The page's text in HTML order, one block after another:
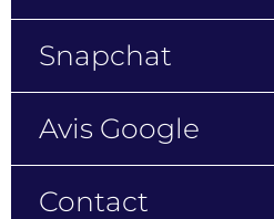
Snapchat
Avis Google
Contact